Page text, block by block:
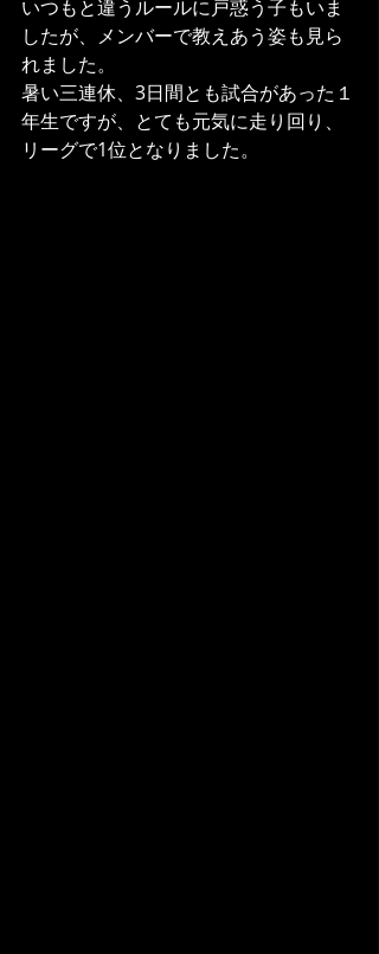
いつもと違うルールに戸惑う子もいま
したが、メンバーで教えあう姿も見ら
れました。
暑い三連休、3日間とも試合があった１
年生ですが、とても元気に走り回り、
リーグで1位となりました。